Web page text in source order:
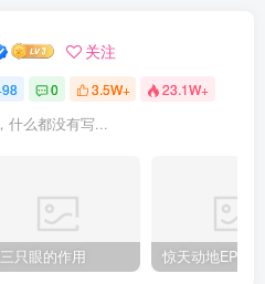
关注
0 3.5W+ 23.1W+
什么都没有写...
只眼的作用